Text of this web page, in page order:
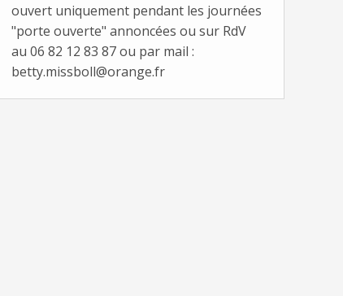
ouvert uniquement pendant les journées
"porte ouverte" annoncées ou sur RdV
au 06 82 12 83 87 ou par mail :
betty.missboll@orange.fr